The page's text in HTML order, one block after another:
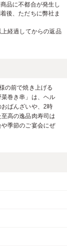
品に不都合が発生し
後、ただちに弊社ま
経過してからの返品
の前で焼き上げる
巻き串」は、ヘル
ばんざいや、2時
高の逸品肉寿司は
季節のご宴会にぜ